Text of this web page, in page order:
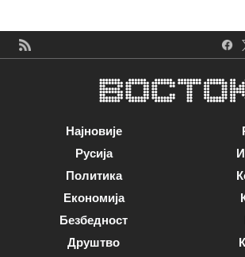
Најновије
Русија
Политика
Економија
Безбедност
Друштво